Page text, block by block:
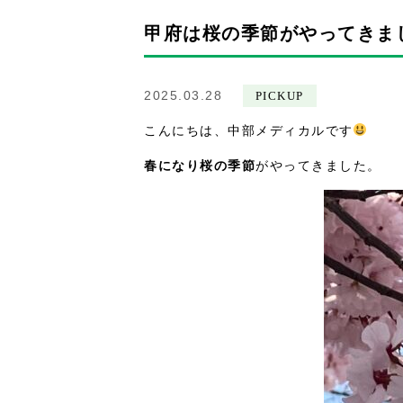
甲府は桜の季節がやってきま
2025.03.28 PICKUP
こんにちは、中部メディカルです
春になり桜の季節がやってきました。